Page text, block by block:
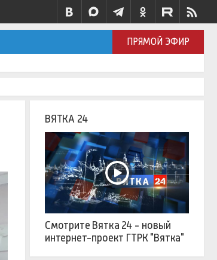
ПРЯМОЙ ЭФИР
ВЯТКА 24
Смотрите Вятка 24 - новый
интернет-проект ГТРК "Вятка"